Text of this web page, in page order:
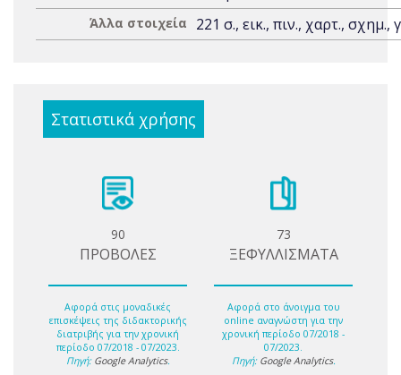
Άλλα στοιχεία 221 σ., εικ., πιν., χαρτ., σχημ.,
Στατιστικά χρήσης
90
ΠΡΟΒΟΛΕΣ
Αφορά στις μοναδικές
επισκέψεις της διδακτορικής
διατριβής για την χρονική
περίοδο 07/2018 - 07/2023.
Πηγή: Google Analytics.
73
ΞΕΦΥΛΛΙΣΜΑΤΑ
Αφορά στο άνοιγμα του
online αναγνώστη για την
χρονική περίοδο 07/2018 -
07/2023.
Πηγή: Google Analytics.